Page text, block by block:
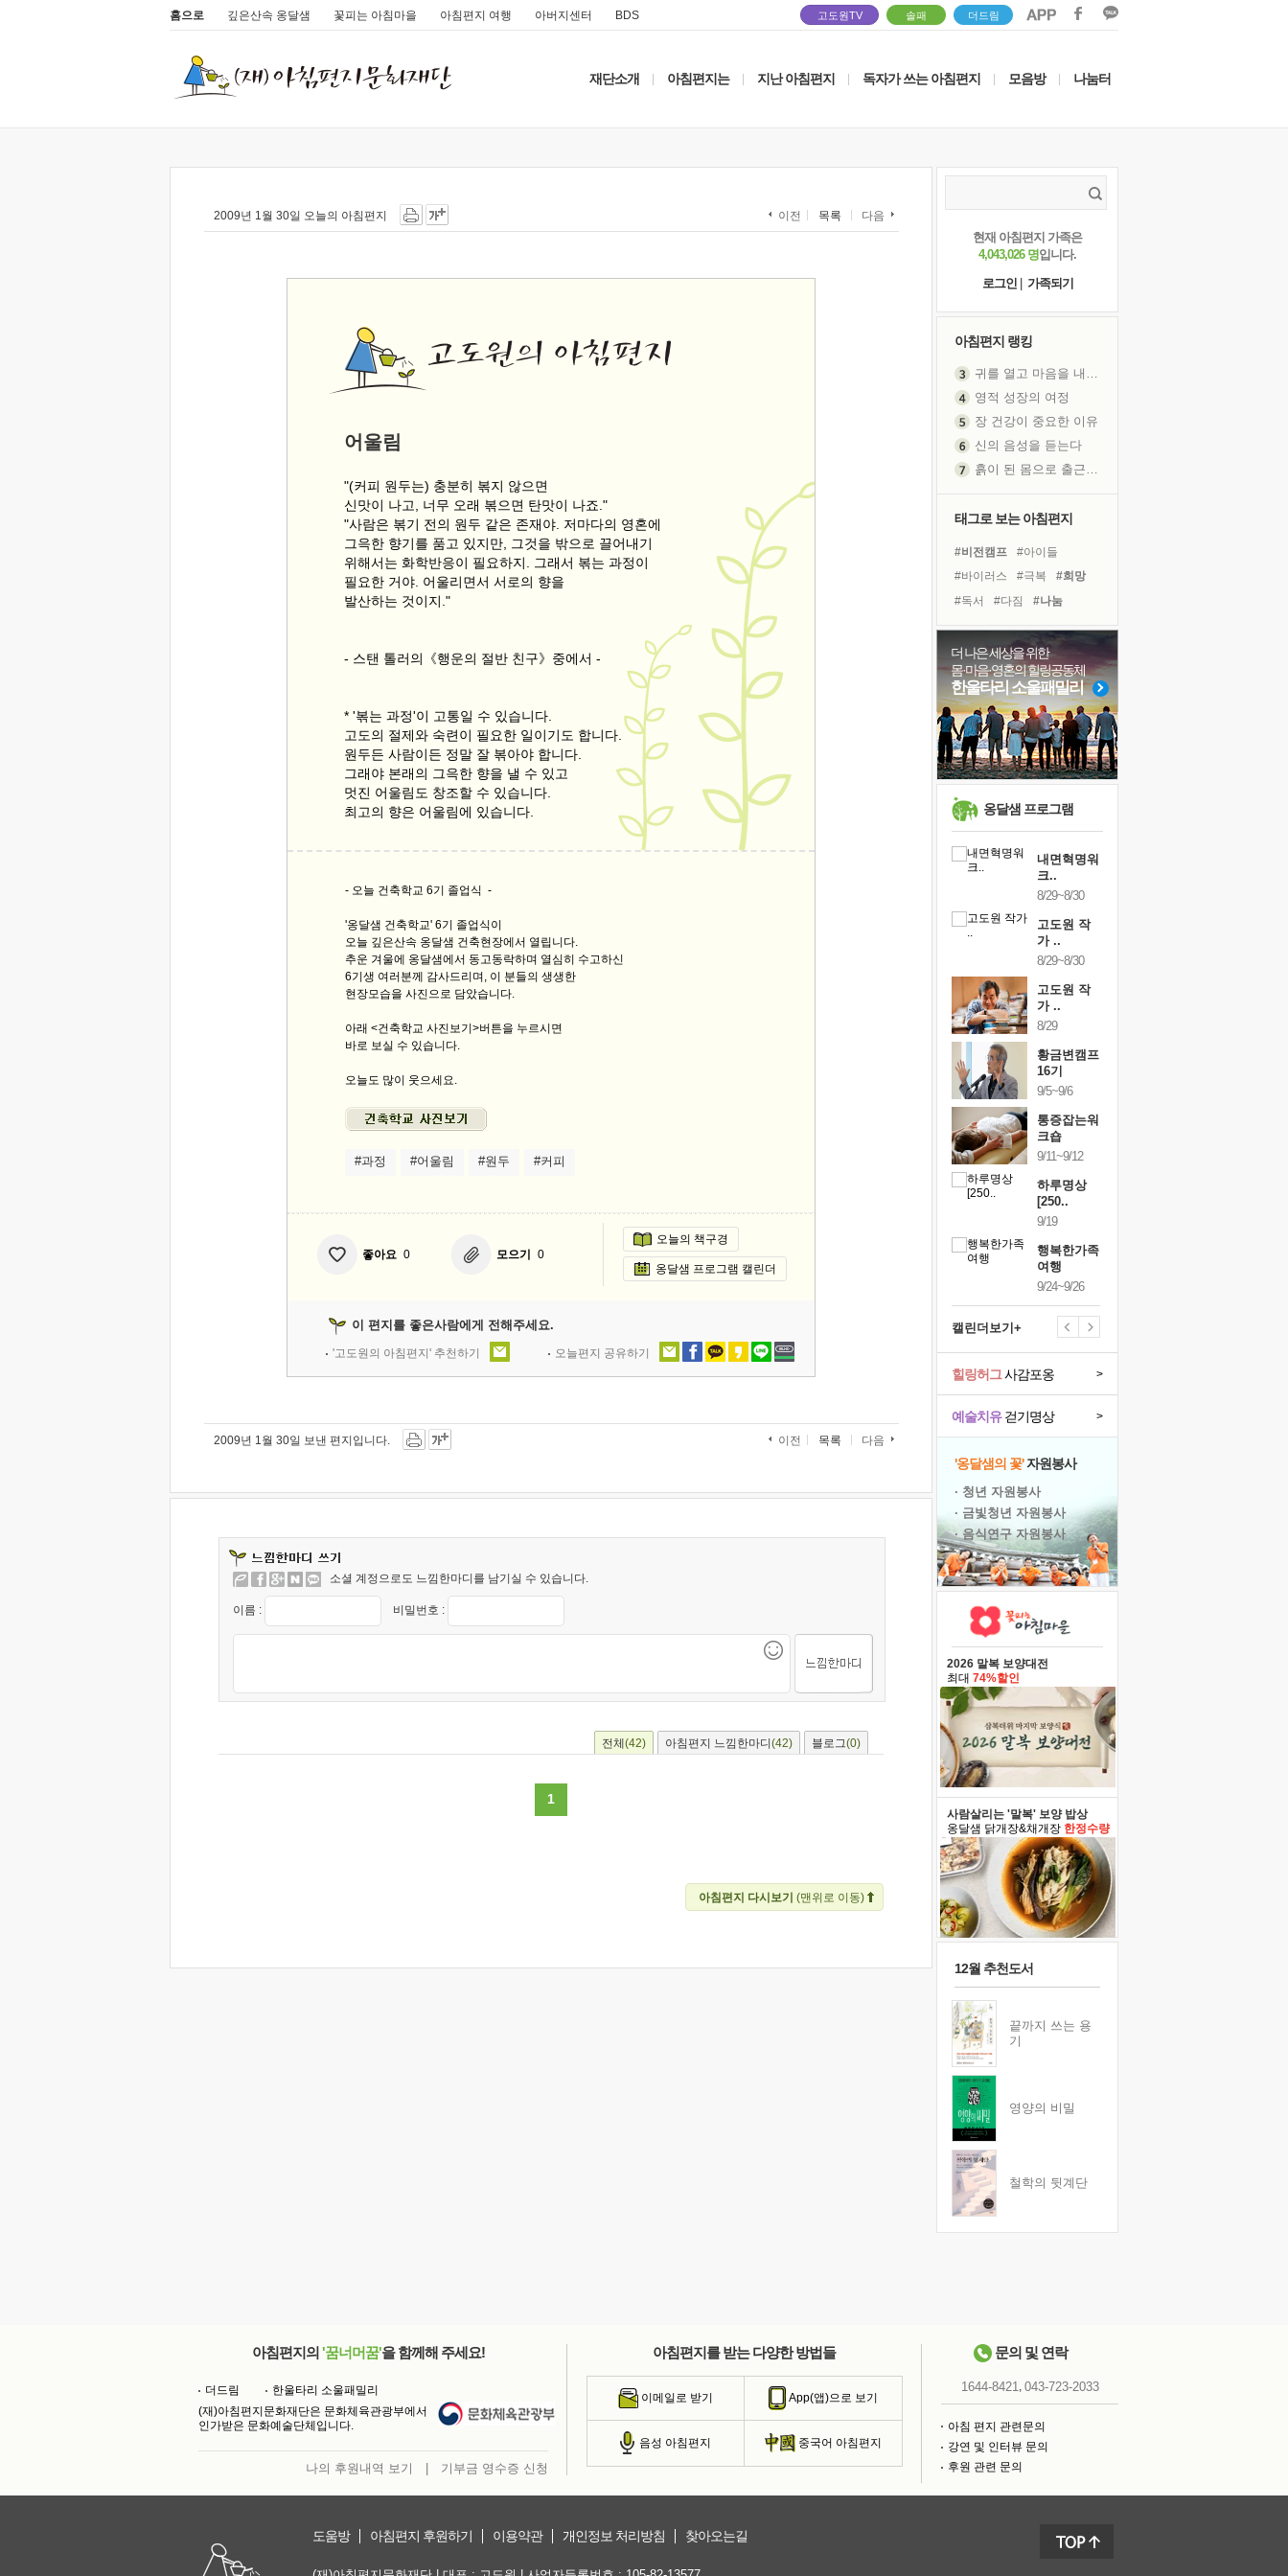
홈으로 깊은산속 옹달샘 꽃피는 아침마을 아침편지 여행 아버지센터 BDS 고도원TV 솔패 더드림
재단소개 아침편지는 지난 아침편지 독자가 쓰는 아침편지 모음방 나눔터
2009년 1월 30일 오늘의 아침편지 이전 목록 다음
어울림
"(커피 원두는) 충분히 볶지 않으면
신맛이 나고, 너무 오래 볶으면 탄맛이 나죠."
"사람은 볶기 전의 원두 같은 존재야. 저마다의 영혼에
그윽한 향기를 품고 있지만, 그것을 밖으로 끌어내기
위해서는 화학반응이 필요하지. 그래서 볶는 과정이
필요한 거야. 어울리면서 서로의 향을
발산하는 것이지."
- 스탠 톨러의《행운의 절반 친구》중에서 -
* '볶는 과정'이 고통일 수 있습니다.
고도의 절제와 숙련이 필요한 일이기도 합니다.
원두든 사람이든 정말 잘 볶아야 합니다.
그래야 본래의 그윽한 향을 낼 수 있고
멋진 어울림도 창조할 수 있습니다.
최고의 향은 어울림에 있습니다.
- 오늘 건축학교 6기 졸업식 -
'옹달샘 건축학교' 6기 졸업식이
오늘 깊은산속 옹달샘 건축현장에서 열립니다.
추운 겨울에 옹달샘에서 동고동락하며 열심히 수고하신
6기생 여러분께 감사드리며, 이 분들의 생생한
현장모습을 사진으로 담았습니다.
아래 <건축학교 사진보기>버튼을 누르시면
바로 보실 수 있습니다.
오늘도 많이 웃으세요.
#과정 #어울림 #원두 #커피
좋아요 0 모으기 0
오늘의 책구경
옹달샘 프로그램 캘린더
이 편지를 좋은사람에게 전해주세요.
'고도원의 아침편지' 추천하기 오늘편지 공유하기
2009년 1월 30일 보낸 편지입니다. 이전 목록 다음
소셜 계정으로도 느낌한마디를 남기실 수 있습니다.
이름 : 비밀번호 :
전체 (42) 아침편지 느낌한마디 (42) 블로그(0)
1
아침편지 다시보기 (맨위로 이동)
현재 아침편지 가족은
4,043,026 명입니다.
로그인
가족되기
아침편지 랭킹
귀를 열고 마음을 내어주고
영적 성장의 여정
장 건강이 중요한 이유
신의 음성을 듣는다
흙이 된 몸으로 출근하는 여자
졸업식 사진을 보며
극심한 변비, 어깨결림, 수면 장애
아픈 아버지를 위한 공간 설계
슬럼프
보고 싶은 어머니
유년 시절의 부산 영도 바다
못된 꼰대들
희망이란
'모른다'는 것
태그로 보는 아침편지
#비전캠프
#아이들
#바이러스
#극복
#희망
#독서
#다짐
#나눔
#사람
#링컨학교
#유튜브
#독서캠프
#면역력
#힐링
#명상
#건강
#삶 #위기
#계획
#리더
#친구
더 나은 세상을 위한
몸·마음·영혼의 힐링공동체
한울타리 소울패밀리
옹달샘 프로그램
내면혁명워
크..
8/29~8/30
고도원 작
가 ..
8/29~8/30
고도원 작
가 ..
8/29
황금변캠프
16기
9/5~9/6
통증잡는워
크숍
9/11~9/12
하루명상
[250..
9/19
행복한가족
여행
9/24~9/26
캘린더보기+
예술치유걷기명상 >
힐링허그사감포옹 >
'옹달샘의 꽃'자원봉사
· 청년 자원봉사
· 금빛청년 자원봉사
· 음식연구 자원봉사
2026 말복 보양대전
최대 74%할인
사람살리는 '말복' 보양 밥상
옹달샘 닭개장&채개장 한정수량
12월 추천도서
끝까지 쓰는 용
기
영양의 비밀
철학의 뒷계단
아침편지의 '꿈너머꿈'을 함께해 주세요!
더드림
한울타리 소울패밀리
(재)아침편지문화재단은 문화체육관광부에서
인가받은 문화예술단체입니다.
나의 후원내역 보기 기부금 영수증 신청
아침편지를 받는 다양한 방법들
이메일로 받기 App(앱)으로 보기
음성 아침편지 중국어 아침편지
문의 및 연락
1644-8421, 043-723-2033
아침 편지 관련문의
강연 및 인터뷰 문의
후원 관련 문의
도움방 아침편지 후원하기 이용약관 개인정보 처리방침 찾아오는길